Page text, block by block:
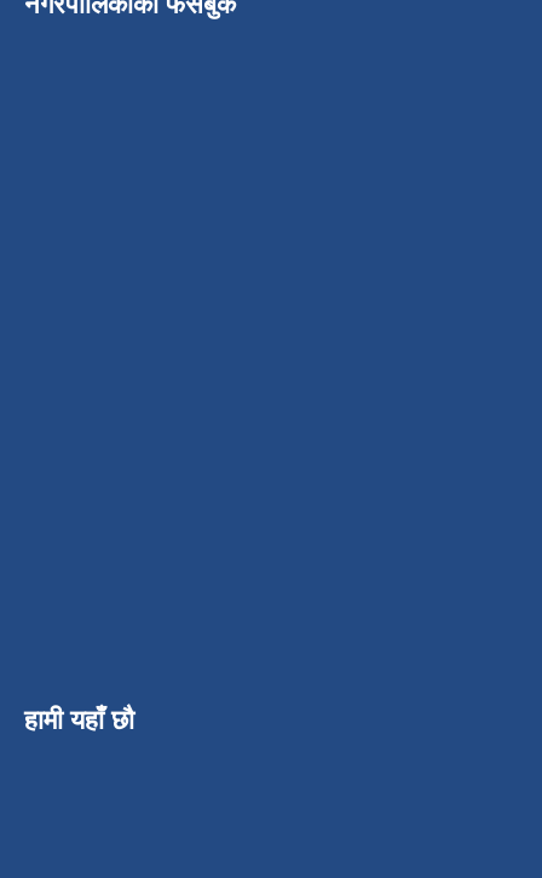
हामी यहाँ छौ